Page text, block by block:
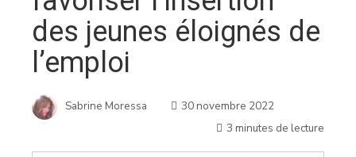
des jeunes éloignés de
l’emploi
Sabrine Moressa
30 novembre 2022
3 minutes de lecture